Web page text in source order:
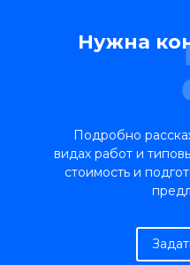
Нужна
Подробно
видах работ и
стоимость и